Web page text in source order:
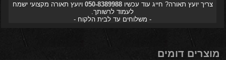
צריך יועץ תאורה? חייג עוד עכשיו050-8389988 ויועץ תאורה מקצועי ישמח
לעמוד לרשותך.
- משלוחים עד לבית הלקוח -
מוצרים דומים